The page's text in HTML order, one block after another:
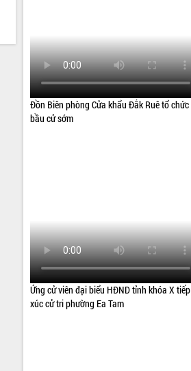
Đồn Biên phòng Cửa khẩu Đắk Ruê tổ chức
bầu cử sớm
Ứng cử viên đại biểu HĐND tỉnh khóa X tiếp
xúc cử tri phường Ea Tam